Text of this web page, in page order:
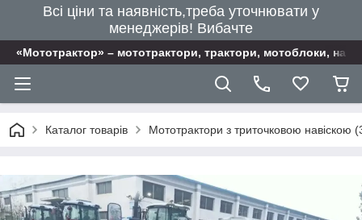
Всі ціни та наявність,треба уточнювати у
менеджерів! Вибачте
«Мототрактор» – мототрактори, трактори, мотоблоки,
Каталог товарів Мототрактори з триточковою навіскою